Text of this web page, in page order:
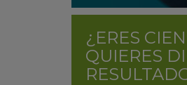
¿ERES
QUIERES